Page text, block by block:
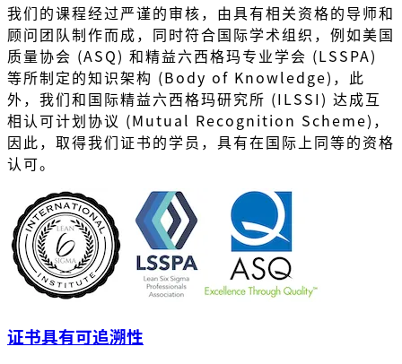
我们的课程经过严谨的审核，由具有相关资格的导师和
顾问团队制作而成，同时符合国际学术组织，例如美国
质量协会 (ASQ) 和精益六西格玛专业学会 (LSSPA)
等所制定的知识架构 (Body of Knowledge)，此
外，我们和国际精益六西格玛研究所 (ILSSI) 达成互
相认可计划协议 (Mutual Recognition Scheme)，
因此，取得我们证书的学员，具有在国际上同等的资格
认可。
证书具有可追溯性